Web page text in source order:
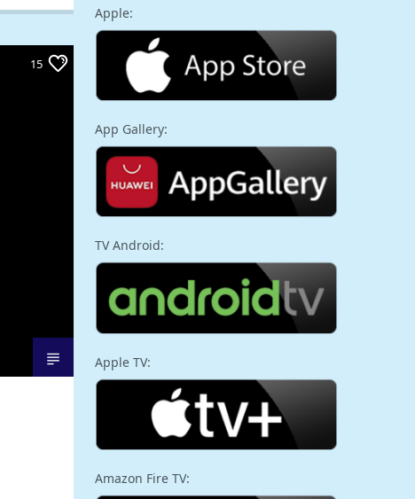
15
Apple:
App Gallery:
TV Android:
Apple TV:
Amazon Fire TV: